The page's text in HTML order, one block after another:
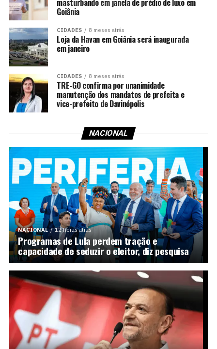
masturbando em janela de prédio de luxo em
Goiânia
CIDADES 8 meses atrás
Loja da Havan em Goiânia será inaugurada
em janeiro
CIDADES 8 meses atrás
TRE-GO confirma por unanimidade
manutenção dos mandatos de prefeita e
vice-prefeito de Davinópolis
NACIONAL
NACIONAL 12 horas atrás
Programas de Lula perdem tração e
capacidade de seduzir o eleitor, diz pesquisa